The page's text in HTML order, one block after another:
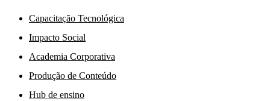
Capacitação Tecnológica
Impacto Social
Academia Corporativa
Produção de Conteúdo
Hub de ensino